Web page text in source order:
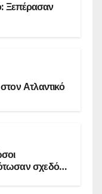
Ξεπέρασαν
Ατλαντικό
σχεδόν